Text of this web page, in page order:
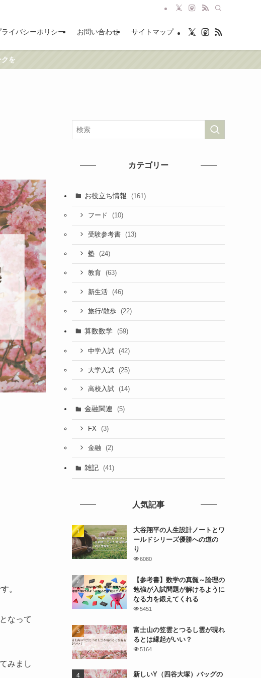
ライバシーポリシー お問い合わせ サイトマップ
を
。
なって
みまし
カテゴリー
お役立ち情報 (161)
フード (10)
受験参考書 (13)
塾 (24)
教育 (63)
新生活 (46)
旅行/散歩 (22)
算数数学 (59)
中学入試 (42)
大学入試 (25)
高校入試 (14)
金融関連 (5)
FX (3)
金融 (2)
雑記 (41)
人気記事
大谷翔平の人生設計ノートとワ
ールドシリーズ優勝への道の
り
6080
【参考書】数学の真髄～論理の
勉強が入試問題が解けるように
なる力を鍛えてくれる
5451
富士山の笠雲とつるし雲が現れ
るとは縁起がいい？
5164
新しいY（四谷大塚）バッグの